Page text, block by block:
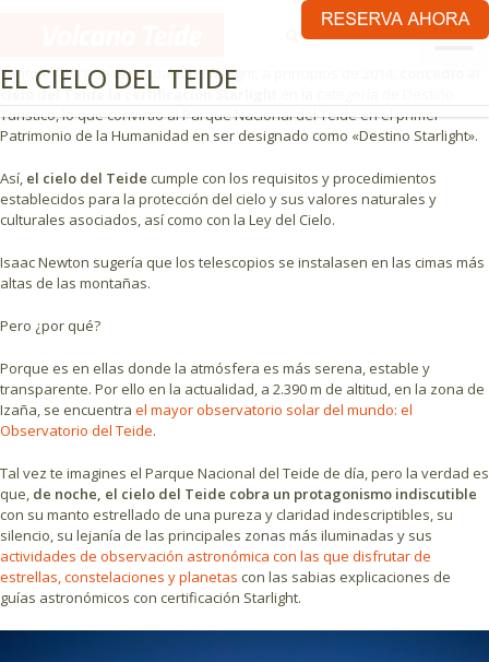
€ ES
EL CIELO DEL TEIDE
el cielo del Parque Nacional del Teide
Tanto es así que la Fundación Starlight, a principios de 2014,
cielo del Teide la certificación Starlight
Turístico, lo que convirtió al Parque Nacional del Teide en el primer
Patrimonio de la Humanidad en ser designado como «Destino Starlight».
Así, el cielo del Teide cumple con los requisitos y procedimientos
establecidos para la protección del cielo y sus valores naturales y
culturales asociados, así como con la Ley del Cielo.
Isaac Newton sugería que los telescopios se instalasen en las cimas más
altas de las montañas.
Pero ¿por qué?
Porque es en ellas donde la atmósfera es más serena, estable y
transparente. Por ello en la actualidad, a 2.390 m de altitud, en la zona de
Izaña, se encuentra el mayor observatorio solar del mundo: el
Observatorio del Teide.
Tal vez te imagines el Parque Nacional del Teide de día, pero la verdad es
que, de noche, el cielo del Teide cobra un protagonismo indiscutible
con su manto estrellado de una pureza y claridad indescriptibles, su
silencio, su lejanía de las principales zonas más iluminadas y sus
actividades de observación astronómica con las que disfrutar de
estrellas, constelaciones y planetas con las sabias explicaciones de
guías astronómicos con certificación Starlight.